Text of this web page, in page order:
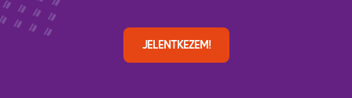
JELENTKEZEM!